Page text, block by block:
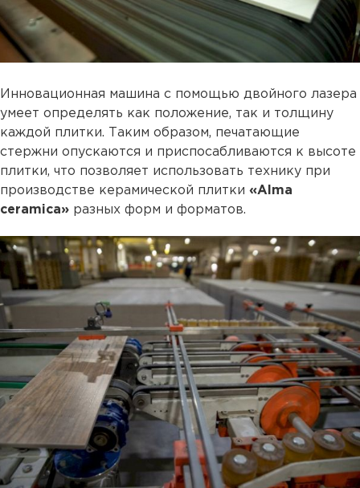
Инновационная машина с помощью двойного лазера
умеет определять как положение, так и толщину
каждой плитки. Таким образом, печатающие
стержни опускаются и приспосабливаются к высоте
плитки, что позволяет использовать технику при
производстве керамической плитки «Alma
ceramica» разных форм и форматов.